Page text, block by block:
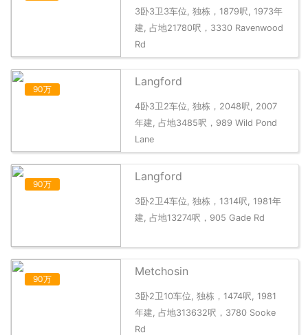
3卧3卫3车位, 独栋，1879呎, 1973年
建, 占地21780呎，3330 Ravenwood
Rd
90万
Langford
4卧3卫2车位, 独栋，2048呎, 2007
年建, 占地3485呎，989 Wild Pond
Lane
90万
Langford
3卧2卫4车位, 独栋，1314呎, 1981年
建, 占地13274呎，905 Gade Rd
90万
Metchosin
3卧2卫10车位, 独栋，1474呎, 1981
年建, 占地313632呎，3780 Sooke
Rd